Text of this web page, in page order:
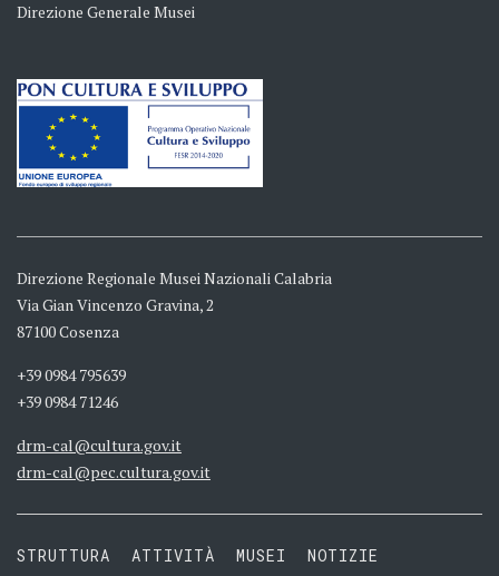
Direzione Generale Musei
Direzione Regionale Musei Nazionali Calabria
Via Gian Vincenzo Gravina, 2
87100 Cosenza
+39 0984 795639
+39 0984 71246
drm-cal@cultura.gov.it
drm-cal@pec.cultura.gov.it
STRUTTURA ATTIVITÀ MUSEI NOTIZIE